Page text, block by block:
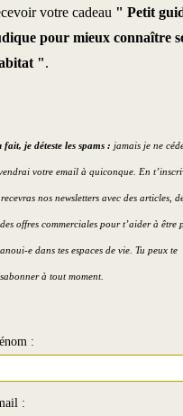
votre cadeau " Petit
pour mieux connaître
".
fait, je déteste les spams : jamais je ne
votre email à quiconque. En
nos newsletters avec des articles,
offres commerciales pour t’aider à être
e dans tes espaces de vie. Tu peux te
à tout moment.
:
: